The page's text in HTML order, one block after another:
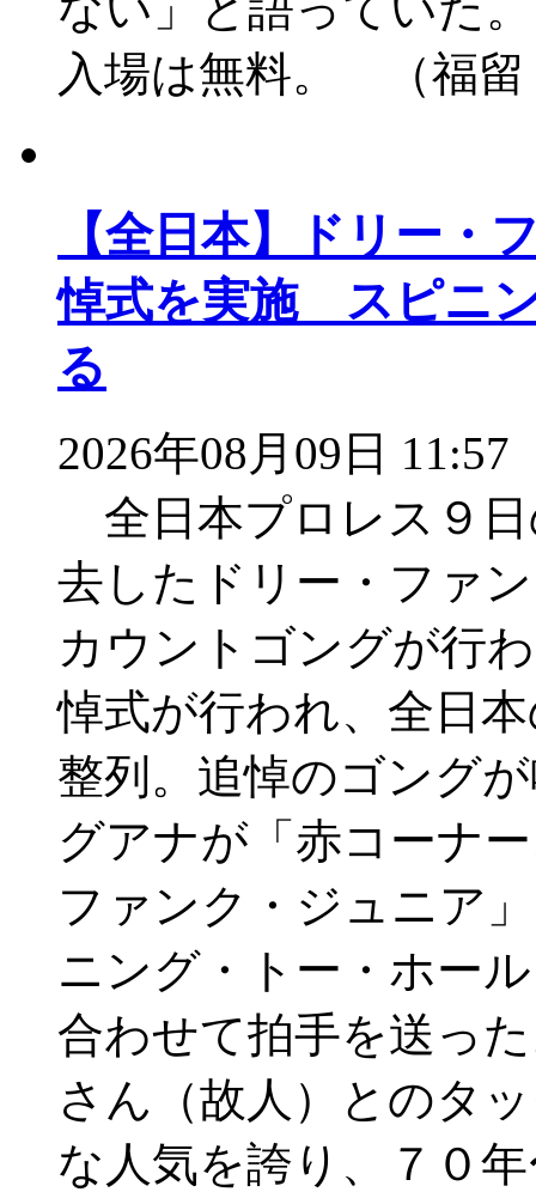
入場は無料。 （福
【全日本】ドリー・
悼式を実施 スピニ
る
2026年08月09日 11:57
全日本プロレス９日
去したドリー・ファ
カウントゴングが行
悼式が行われ、全日
整列。追悼のゴング
グアナが「赤コーナ
ファンク・ジュニア
ニング・トー・ホー
合わせて拍手を送っ
さん（故人）とのタ
な人気を誇り、７０